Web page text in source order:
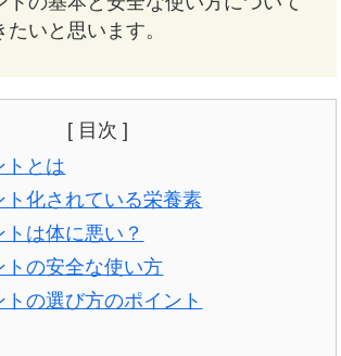
いと思います。
[ 目次 ]
トとは
ト化されている栄養素
は体に悪い？
トの安全な使い方
の選び方のポイント